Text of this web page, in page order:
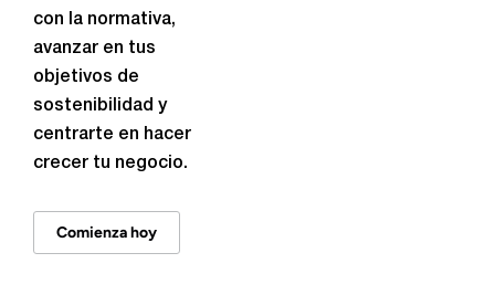
con la normativa,
avanzar en tus
objetivos de
sostenibilidad y
centrarte en hacer
crecer tu negocio.
Comienza hoy